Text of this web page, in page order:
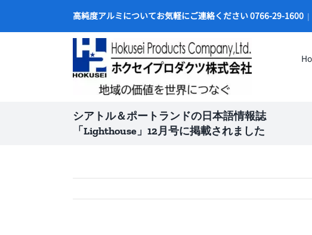
高純度アルミについてお気軽にご連絡ください 0766-29-1600 |
シアトル＆ポートランドの日本語情報誌
「Lighthouse」12月号に掲載されました